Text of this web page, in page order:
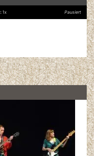
1x Pausiert